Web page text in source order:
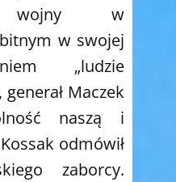
wojny w
w swojej
„ludzie
Maczek
naszą i
odmówił
zaborcy.